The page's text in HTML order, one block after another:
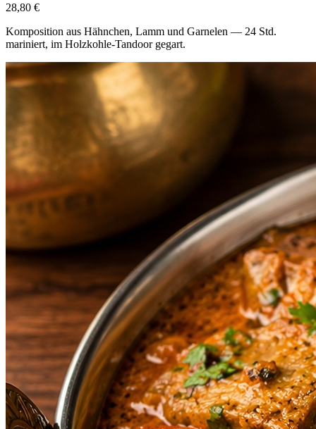
28,80 €
Komposition aus Hähnchen, Lamm und Garnelen — 24 Std.
mariniert, im Holzkohle-Tandoor gegart.